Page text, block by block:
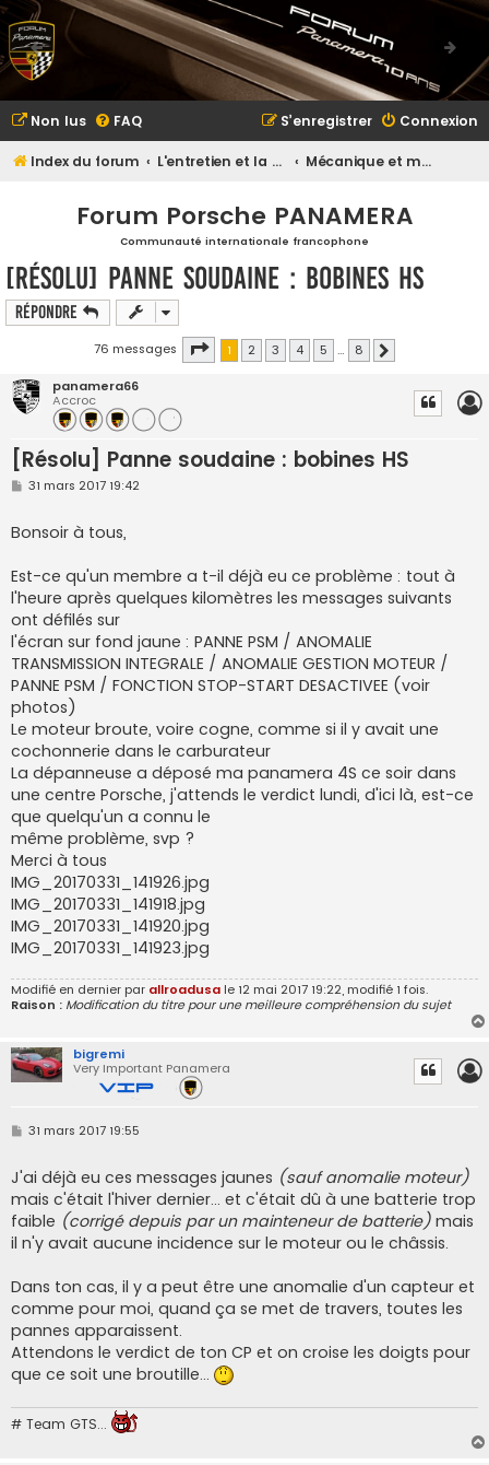
Non lus FAQ Connexion
S’enregistrer
Index du forum L'entretien et la maintenance Mécanique et maintenance
Forum Porsche PANAMERA
Communauté internationale francophone
[Résolu] Panne soudaine : bobines HS
Répondre
76 messages Page 1sur8
1 2 3 4 5 … 8
panamera66
Accroc
[Résolu] Panne soudaine : bobines HS
M
s
a
e
31 mars 2017 19:42
Bonsoir à tous,
Est-ce qu'un membre a t-il déjà eu ce problème : tout à
l'heure après quelques kilomètres les messages suivants
ont défilés sur
l'écran sur fond jaune : PANNE PSM / ANOMALIE
TRANSMISSION INTEGRALE / ANOMALIE GESTION MOTEUR /
PANNE PSM / FONCTION STOP-START DESACTIVEE (voir
photos)
Le moteur broute, voire cogne, comme si il y avait une
cochonnerie dans le carburateur
La dépanneuse a déposé ma panamera 4S ce soir dans
une centre Porsche, j'attends le verdict lundi, d'ici là, est-ce
que quelqu'un a connu le
même problème, svp ?
Merci à tous
IMG_20170331_141926.jpg
IMG_20170331_141918.jpg
IMG_20170331_141920.jpg
IMG_20170331_141923.jpg
Modifié en dernier par allroadusa le 12 mai 2017 19:22, modifié 1 fois.
Raison : Modification du titre pour une meilleure compréhension du sujet
bigremi
Very Important Panamera
M
s
a
g
e
31 mars 2017 19:55
J'ai déjà eu ces messages jaunes (sauf anomalie moteur)
mais c'était l'hiver dernier... et c'était dû à une batterie trop
faible (corrigé depuis par un mainteneur de batterie) mais
il n'y avait aucune incidence sur le moteur ou le châssis.
Dans ton cas, il y a peut être une anomalie d'un capteur et
comme pour moi, quand ça se met de travers, toutes les
pannes apparaissent.
Attendons le verdict de ton CP et on croise les doigts pour
que ce soit une broutille...
# Team GTS...